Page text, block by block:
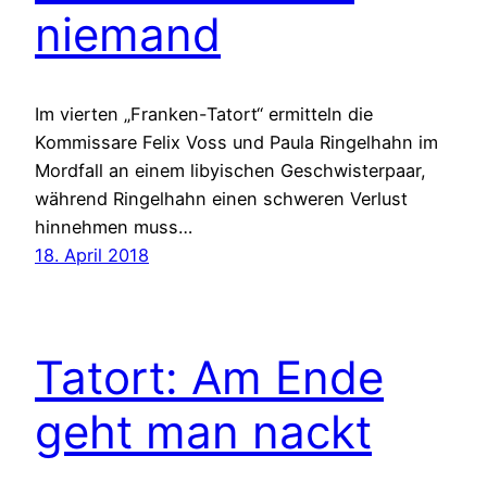
niemand
Im vierten „Franken-Tatort“ ermitteln die
Kommissare Felix Voss und Paula Ringelhahn im
Mordfall an einem libyischen Geschwisterpaar,
während Ringelhahn einen schweren Verlust
hinnehmen muss…
18. April 2018
Tatort: Am Ende
geht man nackt